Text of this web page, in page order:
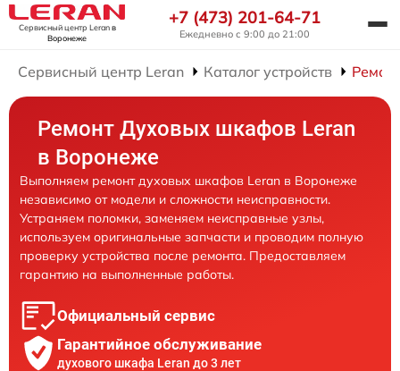
Сервисный центр Leranв
Воронеже
+7 (473) 201-64-71
Ежедневно с 9:00 до 21:00
Сервисный центр Leran Каталог устройств
Ремонт Духовых шкафов Leran
в Воронеже
Выполняем ремонт духовых шкафов Leran в Воронеже
независимо от модели и сложности неисправности.
Устраняем поломки, заменяем неисправные узлы,
используем оригинальные запчасти и проводим полную
проверку устройства после ремонта. Предоставляем
гарантию на выполненные работы.
Официальный сервис
Гарантийное обслуживание
духового шкафа Leran до 3 лет